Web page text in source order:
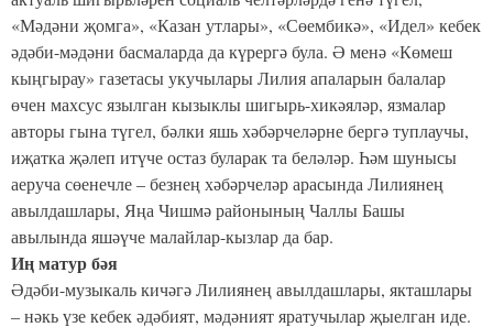
«Мәдәни җомга», «Казан утлары», «Сөембикә», «Идел» кебек
әдәби-мәдәни басмаларда да күрергә була. Ә менә «Көмеш
кыңгырау» газетасы укучылары Лилия апаларын балалар
өчен махсус язылган кызыклы шигырь-хикәяләр, язмалар
авторы гына түгел, бәлки яшь хәбәрчеләрне бергә туплаучы,
иҗатка җәлеп итүче остаз буларак та беләләр. Һәм шунысы
аеруча сөенечле – безнең хәбәрчеләр арасында Лилиянең
авылдашлары, Яңа Чишмә районының Чаллы Башы
авылында яшәүче малайлар-кызлар да бар.
Иң матур бәя
Әдәби-музыкаль кичәгә Лилиянең авылдашлары, якташлары
– нәкь үзе кебек әдәбият, мәдәният яратучылар җыелган иде.